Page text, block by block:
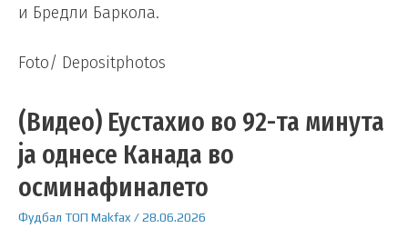
и Бредли Баркола.
Foto/ Depositphotos
(Видео) Еустахио во 92-та минута
ја однесе Канада во
осминафиналето
Фудбал ТОП Makfax/28.06.2026